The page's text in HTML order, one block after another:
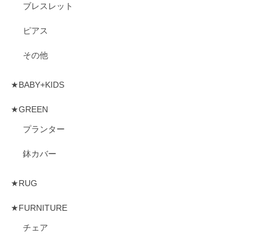
ブレスレット
ピアス
その他
★BABY+KIDS
★GREEN
プランター
鉢カバー
★RUG
★FURNITURE
チェア